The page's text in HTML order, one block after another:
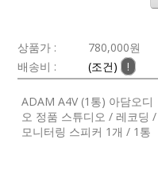
상품가 : 780,000원
배송비 :
(조건) !
ADAM A4V (1통) 아담오디
오 정품 스튜디오 / 레코딩 /
모니터링 스피커 1개 / 1통